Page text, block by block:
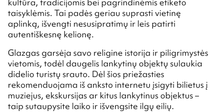
taisyklėmis. Tai padės geriau suprasti vietinę
aplinką, išvengti nesusipratimų ir leis patirti
autentiškesnę kelionę.
Glazgas garsėja savo religine istorija ir piligrimystės
vietomis, todėl daugelis lankytinų objektų sulaukia
didelio turistų srauto. Dėl šios priežasties
rekomenduojama iš anksto internetu įsigyti bilietus į
muziejus, ekskursijas ar kitus lankytinus objektus –
taip sutaupysite laiko ir išvengsite ilgų eilių.